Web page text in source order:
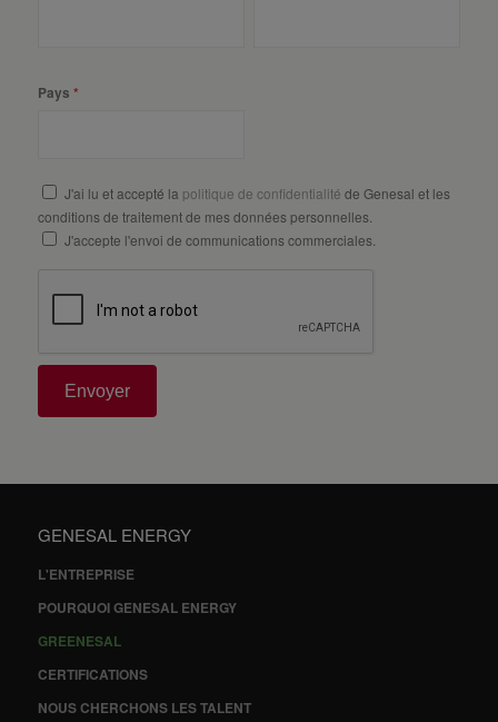
Pays
J'ai lu et accepté la politique de confidentialité de Genesal et les
conditions de traitement de mes données personnelles.
J'accepte l'envoi de communications commerciales.
Envoyer
GENESAL ENERGY
L'ENTREPRISE
POURQUOI GENESAL ENERGY
GREENESAL
CERTIFICATIONS
NOUS CHERCHONS LES TALENT